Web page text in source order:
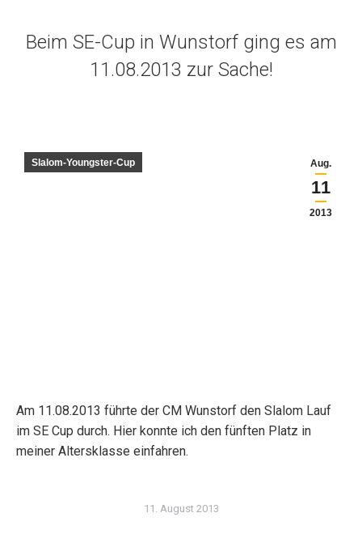
Beim SE-Cup in Wunstorf ging es am
11.08.2013 zur Sache!
Aug.
11
2013
Slalom-Youngster-Cup
Am 11.08.2013 führte der CM Wunstorf den Slalom Lauf
im SE Cup durch. Hier konnte ich den fünften Platz in
meiner Altersklasse einfahren.
11. August 2013